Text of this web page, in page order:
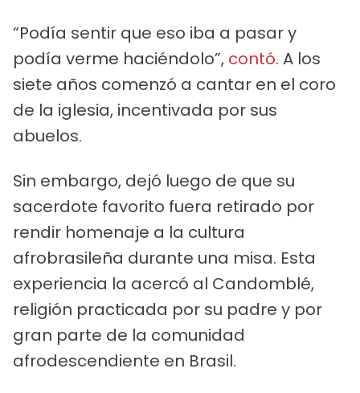
“Podía sentir que eso iba a pasar y
podía verme haciéndolo”, contó. A los
siete años comenzó a cantar en el coro
de la iglesia, incentivada por sus
abuelos.
Sin embargo, dejó luego de que su
sacerdote favorito fuera retirado por
rendir homenaje a la cultura
afrobrasileña durante una misa. Esta
experiencia la acercó al Candomblé,
religión practicada por su padre y por
gran parte de la comunidad
afrodescendiente en Brasil.